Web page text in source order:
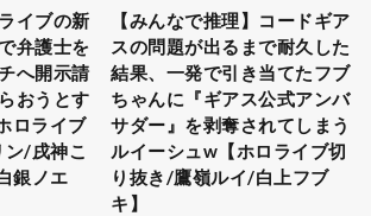
イブの新
弁護士を
へ開示請
おうとす
ロライブ
/戌神こ
銀ノエ
【みんなで推理】コードギア
スの問題が出るまで耐久した
結果、一発で引き当てたフブ
ちゃんに『ギアス公式アンバ
サダー』を剥奪されてしまう
ルイーシュw【ホロライブ切
り抜き/鷹嶺ルイ/白上フブ
キ】